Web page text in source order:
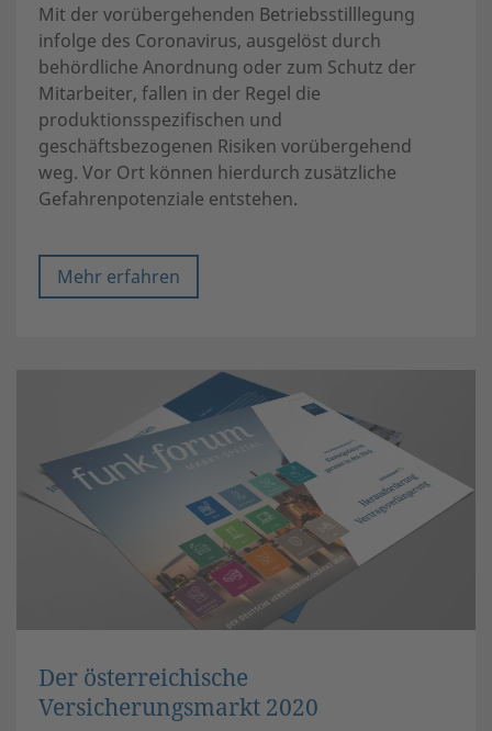
Mit der vorübergehenden Betriebsstilllegung
infolge des Coronavirus, ausgelöst durch
behördliche Anordnung oder zum Schutz der
Mitarbeiter, fallen in der Regel die
produktionsspezifischen und
geschäftsbezogenen Risiken vorübergehend
weg. Vor Ort können hierdurch zusätzliche
Gefahrenpotenziale entstehen.
Mehr erfahren
Der österreichische
Versicherungsmarkt 2020